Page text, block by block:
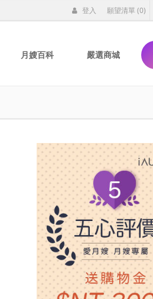
登入 願望清單(0)
月嫂百科 嚴選商城